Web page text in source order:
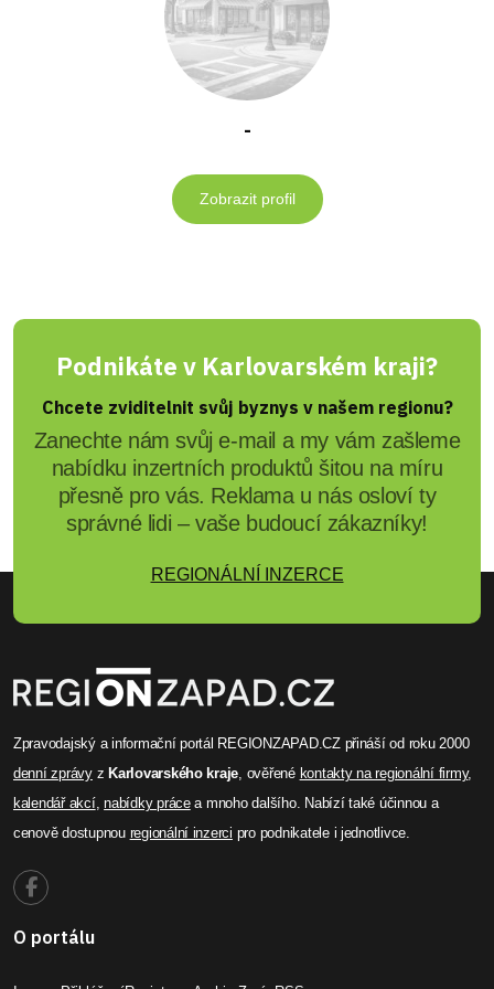
-
Zobrazit profil
Podnikáte v Karlovarském kraji?
Chcete zviditelnit svůj byznys v našem regionu?
Zanechte nám svůj e-mail a my vám zašleme
nabídku inzertních produktů šitou na míru
přesně pro vás. Reklama u nás osloví ty
správné lidi – vaše budoucí zákazníky!
REGIONÁLNÍ INZERCE
Zpravodajský a informační portál REGIONZAPAD.CZ přináší od roku 2000
denní zprávyz Karlovarského kraje, ověřené kontakty na regionální firmy,
kalendář akcí,nabídky prácea mnoho dalšího. Nabízí také účinnou a
cenově dostupnou regionální inzerci pro podnikatele i jednotlivce.
O portálu